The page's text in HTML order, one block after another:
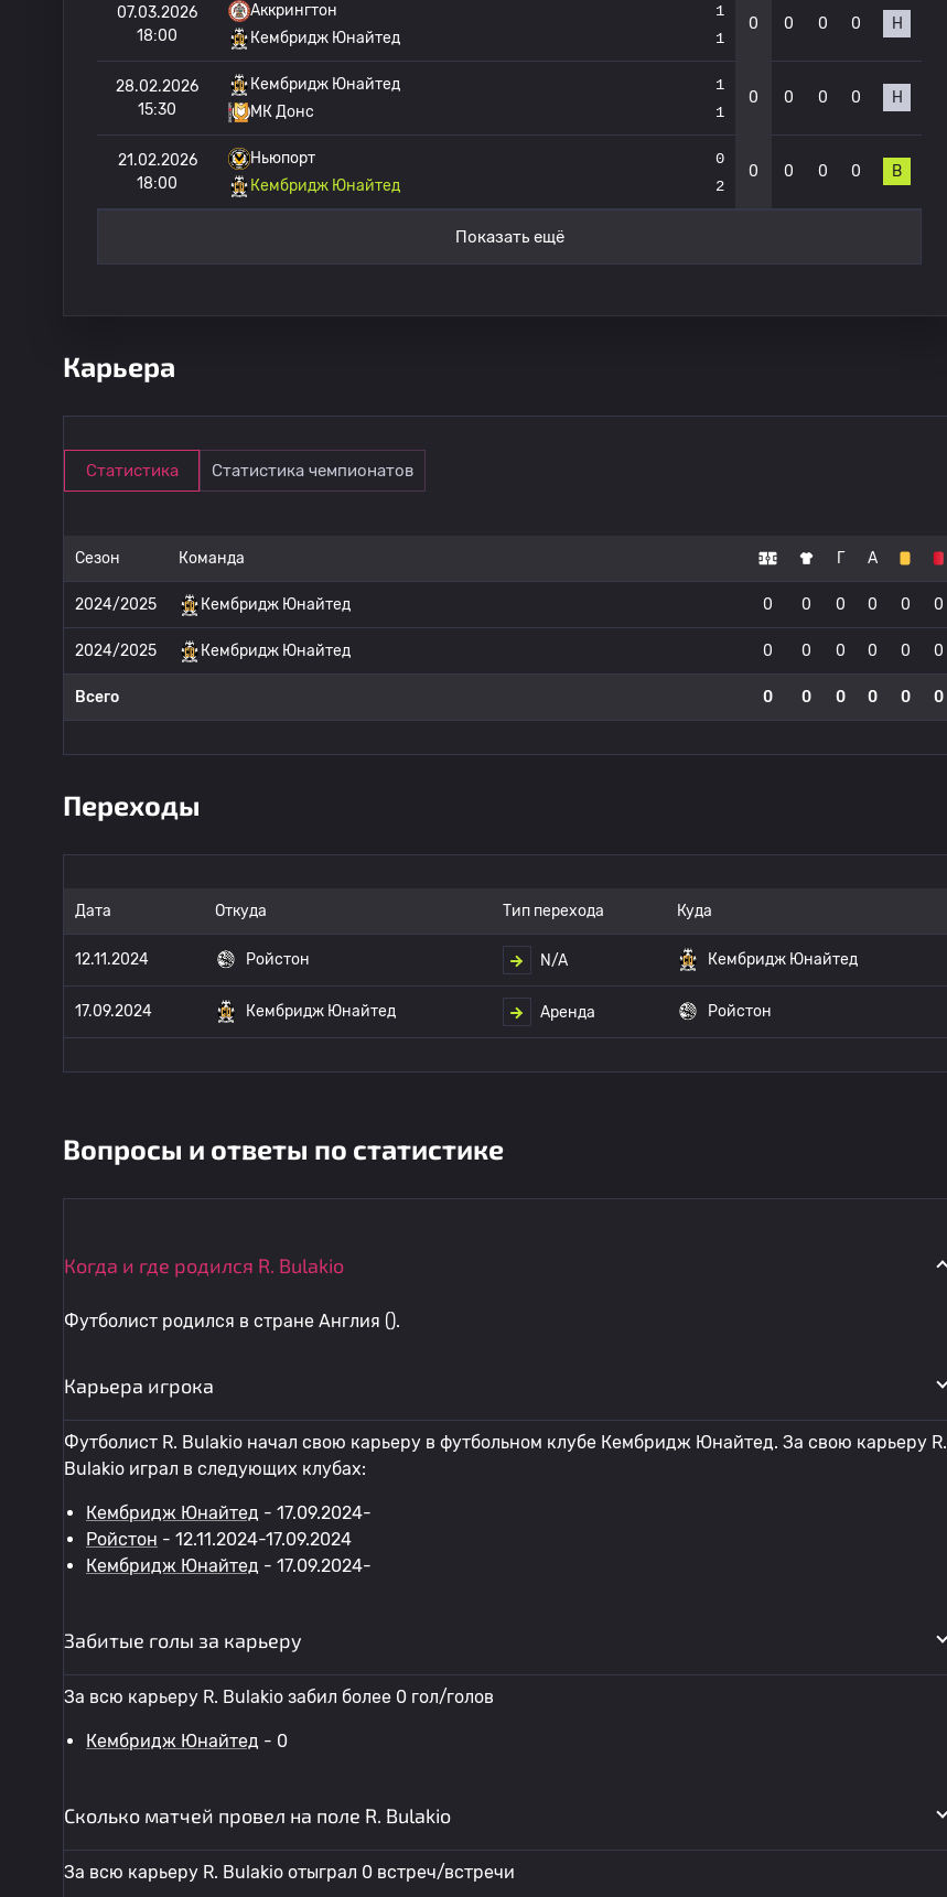
07.03.2026
18:00
Аккрингтон
Кембридж Юнайтед
1
1
0 0 0 0 Н
28.02.2026
15:30
Кембридж Юнайтед
МК Донс
1
1
0 0 0 0 Н
21.02.2026
18:00
Ньюпорт
Кембридж Юнайтед
0
2
0 0 0 0 В
Показать ещё
Карьера
Статистика Статистика чемпионатов
Сезон Команда Г А
2024/2025 Кембридж Юнайтед 0 0 0 0 0 0
2024/2025 Кембридж Юнайтед 0 0 0 0 0 0
Всего 0 0 0 0 0 0
Переходы
Дата Откуда Тип перехода Куда
12.11.2024 Ройстон N/A Кембридж Юнайтед
17.09.2024 Кембридж Юнайтед Аренда Ройстон
Вопросы и ответы по статистике
Когда и где родился R. Bulakio
Футболист родился в стране Англия ().
Карьера игрока
Футболист R. Bulakio начал свою карьеру в футбольном клубе Кембридж Юнайтед. За свою карьеру R.
Bulakio играл в следующих клубах:
Кембридж Юнайтед - 17.09.2024-
Ройстон - 12.11.2024-17.09.2024
Кембридж Юнайтед - 17.09.2024-
Забитые голы за карьеру
За всю карьеру R. Bulakio забил более 0 гол/голов
Кембридж Юнайтед - 0
Сколько матчей провел на поле R. Bulakio
За всю карьеру R. Bulakio отыграл 0 встреч/встречи